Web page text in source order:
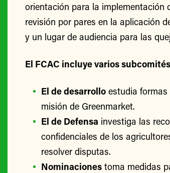
orientación para la implementación
revisión por pares en la aplicación
y un lugar de audiencia para las
El FCAC incluye varios
El de desarrollo estudia
misión de Greenmarket.
El de Defensa investiga las
confidenciales de los
resolver disputas.
Nominaciones toma medidas